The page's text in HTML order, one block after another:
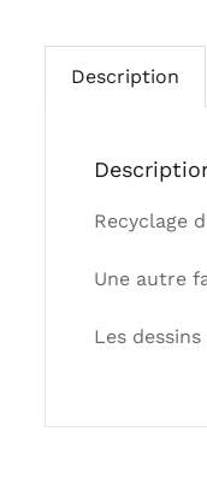
Description
Recyclage
Une autre
Les